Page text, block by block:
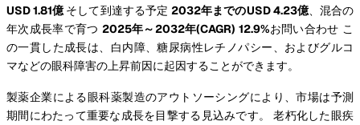
USD 1.81億そして到達する予定2032年までのUSD 4.23億、混合の
年次成長率で育つ 2025年～2032年(CAGR) 12.9%お問い合わせ こ
の一貫した成長は、白内障、糖尿病性レチノパシー、およびグルコ
マなどの眼科障害の上昇前因に起因することができます。
製薬企業による眼科薬製造のアウトソーシングにより、市場は予測
期間にわたって重要な成長を目撃する見込みです。 老朽化した眼疾